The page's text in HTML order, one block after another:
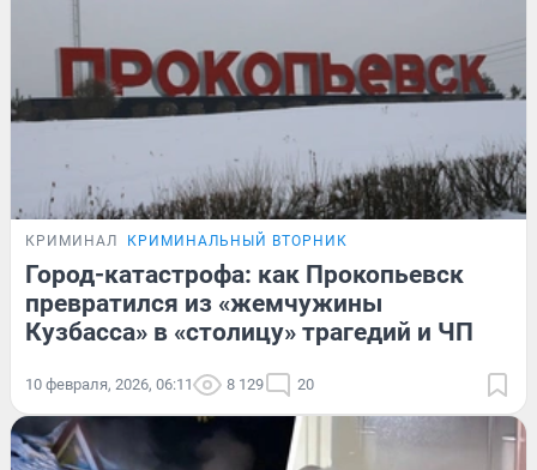
КРИМИНАЛ КРИМИНАЛЬНЫЙ ВТОРНИК
Город-катастрофа: как Прокопьевск
превратился из «жемчужины
Кузбасса» в «столицу» трагедий и ЧП
10 февраля, 2026, 06:11 8 129 20